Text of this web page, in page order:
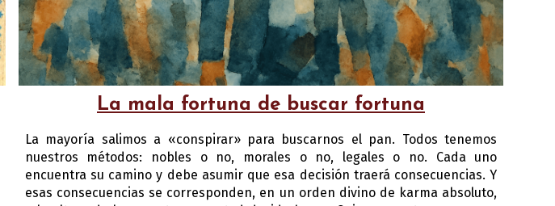
La mala fortuna de buscar fortuna
La mayoría salimos a «conspirar» para buscarnos el pan. Todos tenemos
nuestros métodos: nobles o no, morales o no, legales o no. Cada uno
encuentra su camino y debe asumir que esa decisión traerá consecuencias. Y
esas consecuencias se corresponden, en un orden divino de karma absoluto,